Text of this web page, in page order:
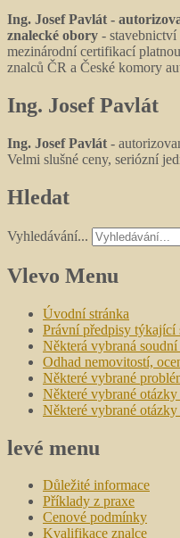
Ing. Josef Pavlát -
znalecké obory -
mezinárodní certifikací
znalců ČR a České komory
Ing. Josef Pavlát
Ing. Josef Pavlát -
Velmi slušné ceny, seriózní
Hledat
Vyhledávání...
Vlevo Menu
Úvodní stránka
Právní předpisy týkající
Některá vybraná
Odhad nemovitostí,
Některé vybrané
Některé vybrané
Některé vybrané
levé menu
Důležité informace
Příklady z praxe
Cenové podmínky
Kvalifikace znalce